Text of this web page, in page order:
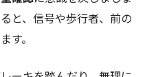
と、信号や歩行者、前の
す。